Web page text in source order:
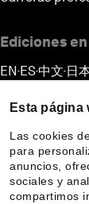
Esta página
Las cookies
para
anuncios,
sociales y
compartimos
Ediciones
EN ▪ ES▪中文▪ 日